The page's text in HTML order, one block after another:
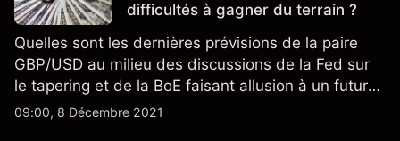
difficultés à gagner du terrain ?
Quelles sont les dernières prévisions de la paire
GBP/USD au milieu des discussions de la Fed sur
le tapering et de la BoE faisant allusion à un futur
resserrement ?
09:00, 8 Décembre 2021